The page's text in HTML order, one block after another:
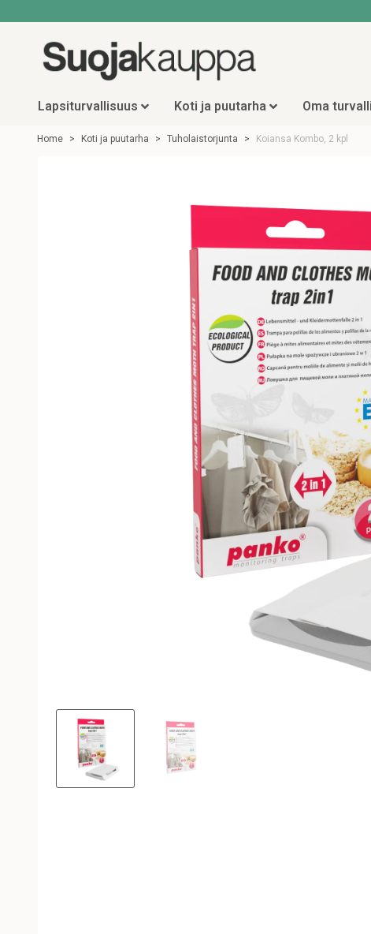
Lapsiturvallisuus Koti ja puutarha Oma
Home Koti ja puutarha Tuholaistorjunta Koiansa Kombo, 2 kpl